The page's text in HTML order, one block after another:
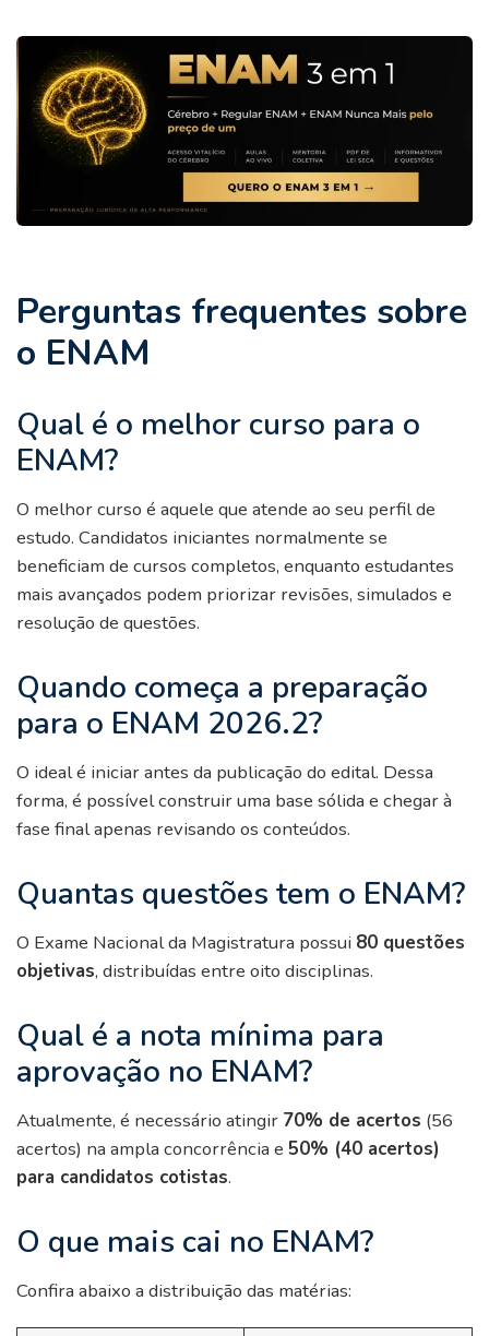
Perguntas frequentes sobre
o ENAM
Qual é o melhor curso para o
ENAM?
O melhor curso é aquele que atende ao seu perfil de
estudo. Candidatos iniciantes normalmente se
beneficiam de cursos completos, enquanto estudantes
mais avançados podem priorizar revisões, simulados e
resolução de questões.
Quando começa a preparação
para o ENAM 2026.2?
O ideal é iniciar antes da publicação do edital. Dessa
forma, é possível construir uma base sólida e chegar à
fase final apenas revisando os conteúdos.
Quantas questões tem o ENAM?
O Exame Nacional da Magistratura possui 80 questões
objetivas, distribuídas entre oito disciplinas.
Qual é a nota mínima para
aprovação no ENAM?
Atualmente, é necessário atingir 70% de acertos (56
acertos) na ampla concorrência e 50% (40 acertos)
para candidatos cotistas.
O que mais cai no ENAM?
Confira abaixo a distribuição das matérias: